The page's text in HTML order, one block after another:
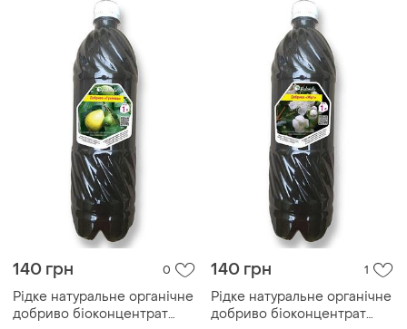
140 грн 0
Рідке натуральне органічне
добриво біоконцентрат
140 грн 1
Рідке натуральне органічне
добриво біоконцентрат